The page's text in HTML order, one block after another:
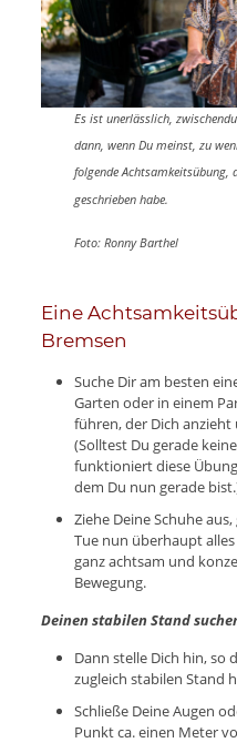
Es ist unerlässlich,
dann, wenn Du meinst, zu
folgende Achtsamkeitsübung,
geschrieben habe.
Foto: Ronny Barthel
Eine
Bremsen
Suche Dir am besten
Garten oder in einem
führen, der Dich
(Solltest Du gerade
funktioniert diese
dem Du nun gerade
Ziehe Deine Schuhe
Tue nun überhaupt
ganz achtsam und
Bewegung.
Deinen stabilen Stand
Dann stelle Dich hin, so
zugleich stabilen Stand
Schließe Deine Augen
Punkt ca. einen Meter